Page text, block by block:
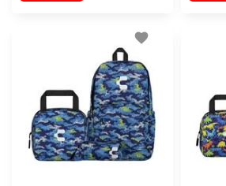
favorite